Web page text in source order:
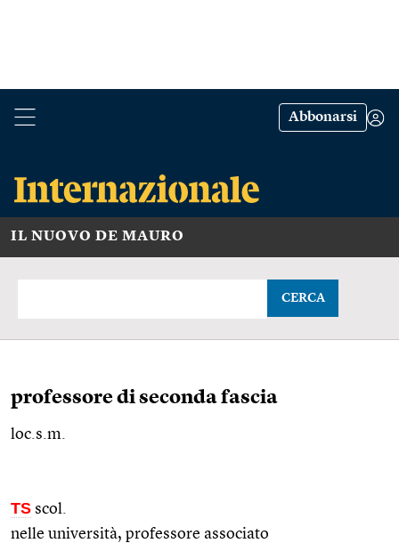
Abbonarsi
IL NUOVO DE MAURO
CERCA
professore di seconda fascia
loc.s.m.
TS scol.
nelle università, professore associato